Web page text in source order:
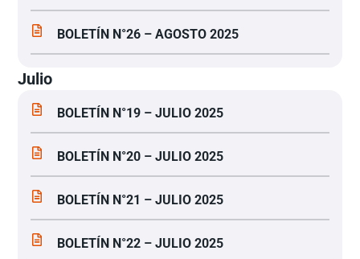
BOLETÍN N°26 – AGOSTO 2025
Julio
BOLETÍN N°19 – JULIO 2025
BOLETÍN N°20 – JULIO 2025
BOLETÍN N°21 – JULIO 2025
BOLETÍN N°22 – JULIO 2025